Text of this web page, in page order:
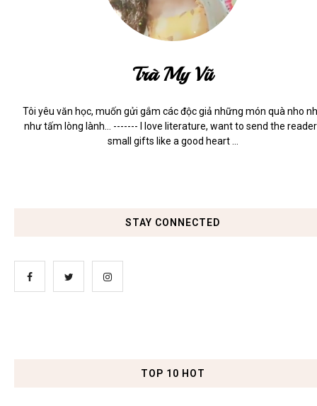
Trà My Vũ
Tôi yêu văn học, muốn gửi gắm các độc giả những món quà nho
như tấm lòng lành... ------- I love literature, want to send the
small gifts like a good heart ...
STAY CONNECTED
TOP 10 HOT